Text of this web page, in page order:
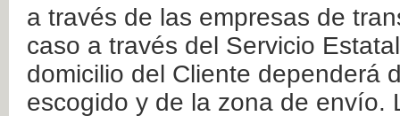
a través de las empresas de
caso a través del Servicio
domicilio del Cliente dependerá
escogido y de la zona de envío.